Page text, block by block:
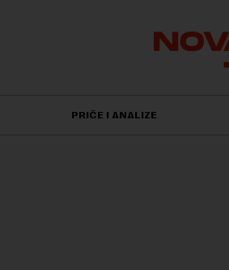
PRIČE I ANALIZE